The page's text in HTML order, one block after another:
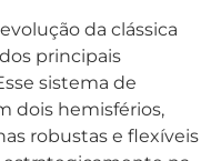
da clássica
principais
sistema de
dois hemisférios,
robustas e flexíveis